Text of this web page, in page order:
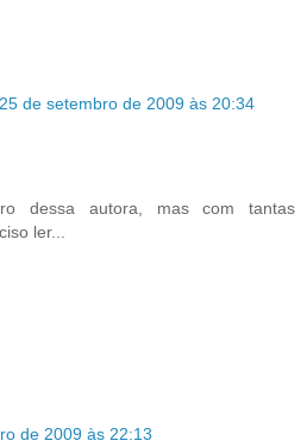
25 de setembro de 2009 às 20:34
dessa autora, mas com tantas
ler...
de 2009 às 22:13